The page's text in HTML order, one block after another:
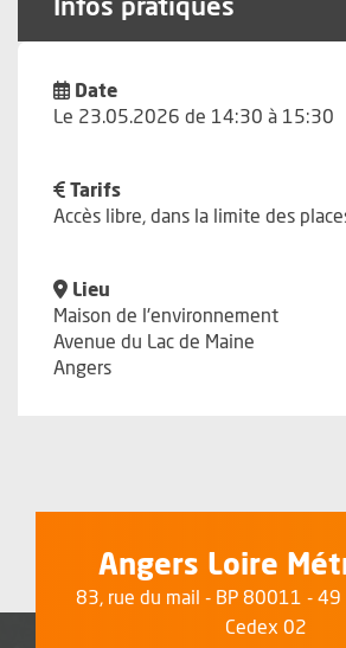
Date
Le 23.05.2026 de 14:30 à 15:30
Tarifs
Accès libre, dans la limite des
Lieu
Maison de l'environnement
Avenue du Lac de Maine
Angers
Angers Loire
83, rue du mail - BP 80011 - 49
Cedex 02